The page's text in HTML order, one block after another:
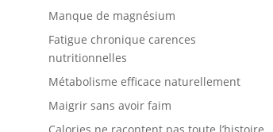
Manque de magnésium
Fatigue chronique carences
nutritionnelles
Métabolisme efficace naturellement
Maigrir sans avoir faim